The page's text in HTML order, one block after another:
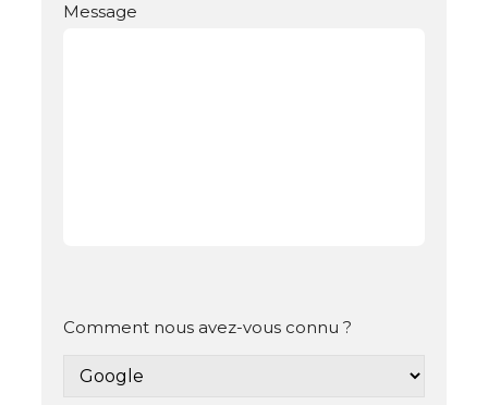
Message
Comment nous avez-vous connu ?